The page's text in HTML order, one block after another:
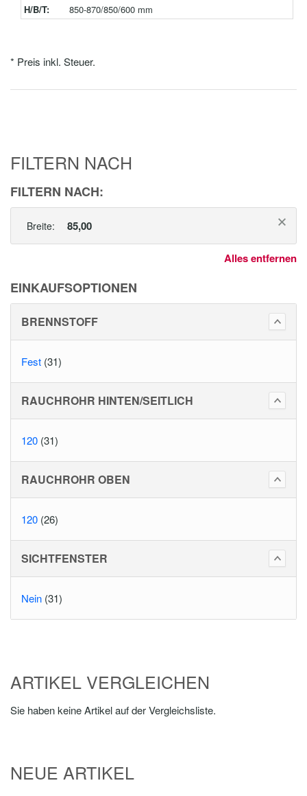
H/B/T:
850-870/850/600 mm
* Preis inkl. Steuer.
FILTERN NACH
FILTERN NACH:
Breite: 85,00
Alles entfernen
EINKAUFSOPTIONEN
BRENNSTOFF
Fest (31)
RAUCHROHR HINTEN/SEITLICH
120 (31)
RAUCHROHR OBEN
120 (26)
SICHTFENSTER
Nein (31)
ARTIKEL VERGLEICHEN
Sie haben keine Artikel auf der Vergleichsliste.
NEUE ARTIKEL